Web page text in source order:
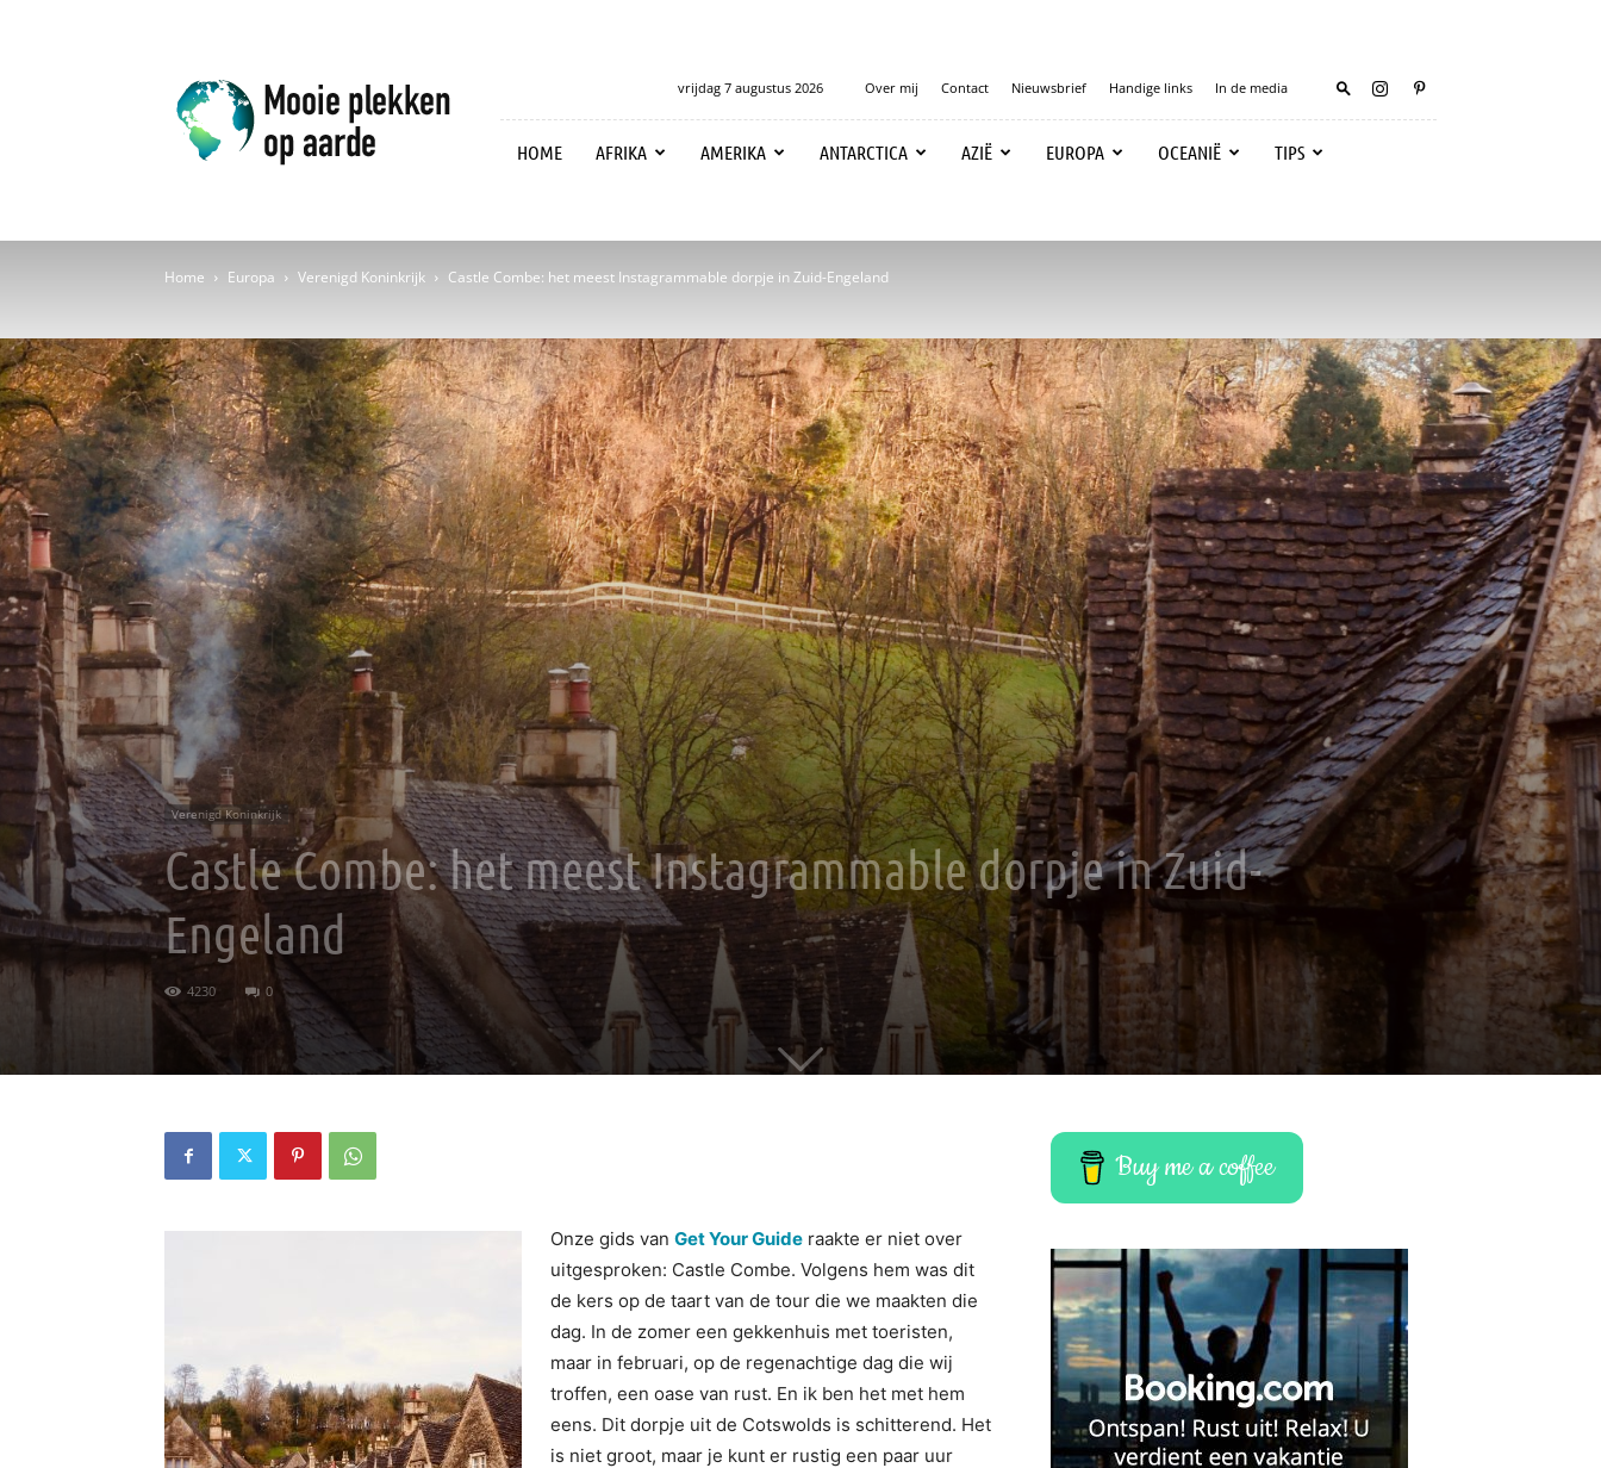
Mooie
plekken
op
aarde
vrijdag 7 augustus 2026 Over mij Contact Nieuwsbrief Handige links In de media
HOME AFRIKA AMERIKA ANTARCTICA AZIË EUROPA OCEANIË TIPS
Home Europa Verenigd Koninkrijk Castle Combe: het meest Instagrammable dorpje in Zuid-Engeland
Verenigd Koninkrijk
Castle Combe: het meest Instagrammable dorpje in Zuid-
Engeland
4230 0
Onze gids van Get Your Guide raakte er niet over
uitgesproken: Castle Combe. Volgens hem was dit
de kers op de taart van de tour die we maakten die
dag. In de zomer een gekkenhuis met toeristen,
maar in februari, op de regenachtige dag die wij
troffen, een oase van rust. En ik ben het met hem
eens. Dit dorpje uit de Cotswolds is schitterend. Het
is niet groot, maar je kunt er rustig een paar uur
Buy me a coffee